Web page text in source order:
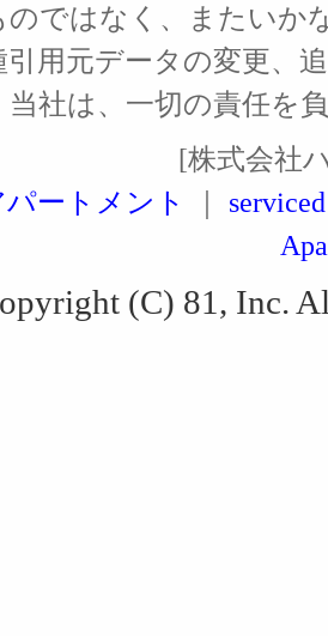
のではなく、またいか
引用元データの変更、
当社は、一切の責任を
[株式会社
ートメント
(C) 81, Inc.